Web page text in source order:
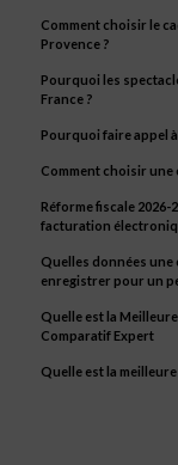
Comment choisir le
Provence ?
Pourquoi les
France ?
Pourquoi faire appel
Comment choisir une
Réforme fiscale
facturation
Quelles données
enregistrer pour un
Quelle est la Meilleure
Comparatif Expert
Quelle est la